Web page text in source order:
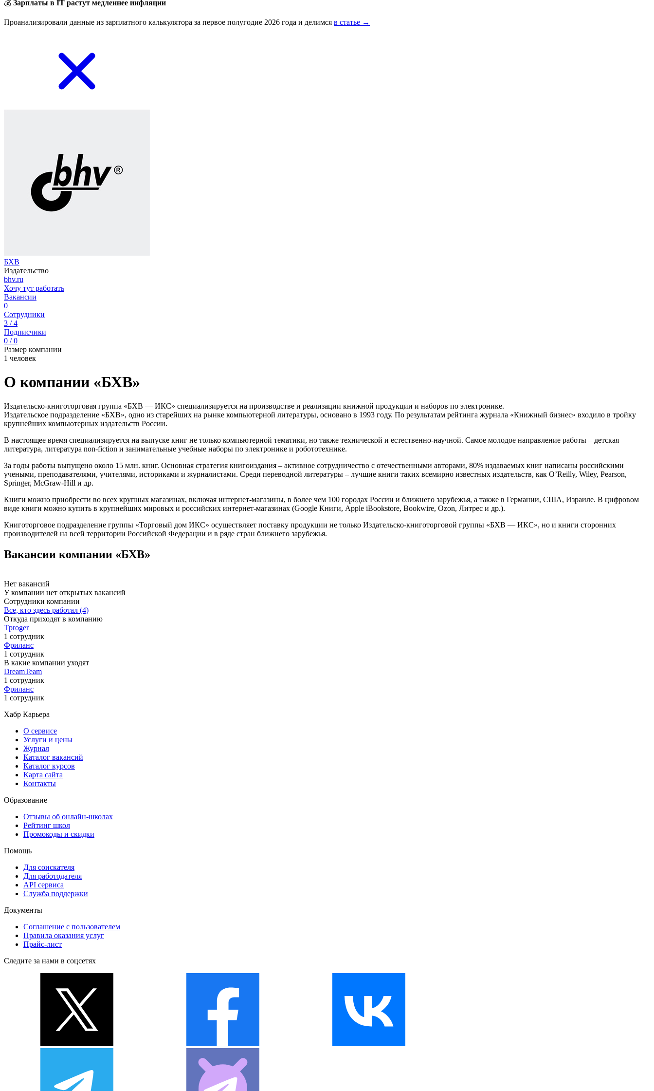
💰 Зарплаты в IT растут медленнее инфляции
Проанализировали данные из зарплатного калькулятора за первое полугодие 2026 года и делимся в статье →
БХВ
Издательство
bhv.ru
Хочу тут работать
Вакансии
0
Сотрудники
3 / 4
Подписчики
0 / 0
Размер компании
1 человек
О компании «БХВ»
Издательско-книготорговая группа «БХВ — ИКС» специализируется на производстве и реализации книжной продукции и наборов по электронике.
Издательское подразделение «БХВ», одно из старейших на рынке компьютерной литературы, основано в 1993 году. По результатам рейтинга журнала «Книжный бизнес» входило в тройку
крупнейших компьютерных издательств России.
В настоящее время специализируется на выпуске книг не только компьютерной тематики, но также технической и естественно-научной. Самое молодое направление работы – детская
литература, литература non-fiction и занимательные учебные наборы по электронике и робототехнике.
За годы работы выпущено около 15 млн. книг. Основная стратегия книгоиздания – активное сотрудничество с отечественными авторами, 80% издаваемых книг написаны российскими
учеными, преподавателями, учителями, историками и журналистами. Среди переводной литературы – лучшие книги таких всемирно известных издательств, как O’Reilly, Wiley, Pearson,
Springer, McGraw-Hill и др.
Книги можно приобрести во всех крупных магазинах, включая интернет-магазины, в более чем 100 городах России и ближнего зарубежья, а также в Германии, США, Израиле. В цифровом
виде книги можно купить в крупнейших мировых и российских интернет-магазинах (Google Книги, Apple iBookstore, Bookwire, Ozon, Литрес и др.).
Книготорговое подразделение группы «Торговый дом ИКС» осуществляет поставку продукции не только Издательско-книготорговой группы «БХВ — ИКС», но и книги сторонних
производителей на всей территории Российской Федерации и в ряде стран ближнего зарубежья.
Вакансии компании «БХВ»
Нет вакансий
У компании нет открытых вакансий
Сотрудники компании
Все, кто здесь работал (4)
Откуда приходят в компанию
Tproger
1 сотрудник
Фриланс
1 сотрудник
В какие компании уходят
DreamTeam
1 сотрудник
Фриланс
1 сотрудник
Хабр Карьера
О сервисе
Услуги и цены
Журнал
Каталог вакансий
Каталог курсов
Карта сайта
Контакты
Образование
Отзывы об онлайн-школах
Рейтинг школ
Промокоды и скидки
Помощь
Для соискателя
Для работодателя
API сервиса
Служба поддержки
Документы
Соглашение с пользователем
Правила оказания услуг
Прайс-лист
Следите за нами в соцсетях